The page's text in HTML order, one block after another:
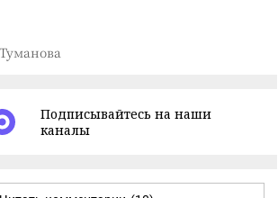
Подписывайтесь на наши
каналы